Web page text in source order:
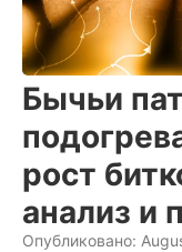
Бычьи
рост
анализ и
Опубликовано: